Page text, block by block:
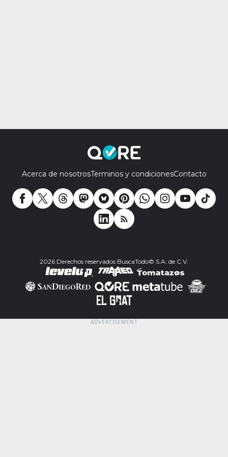
Acerca de nosotrosTerminos y condicionesContacto
2026 Derechos reservados BuscaTodo© S.A. de C.V.